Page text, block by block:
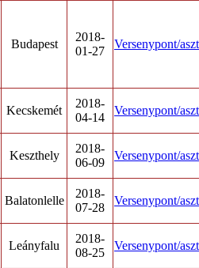
Budapest
2018-
01-27
Versenypont/
Kecskemét
2018-
04-14
Versenypont/
Keszthely
2018-
06-09
Versenypont/
Balatonlelle
2018-
07-28
Versenypont/
Leányfalu
2018-
08-25
Versenypont/